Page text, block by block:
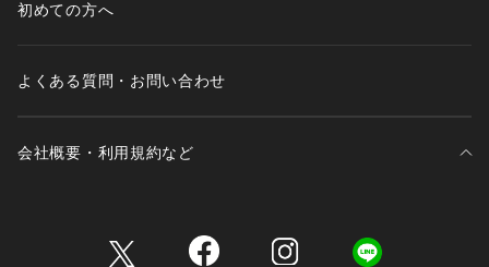
初めての方へ
よくある質問・お問い合わせ
会社概要・利用規約など